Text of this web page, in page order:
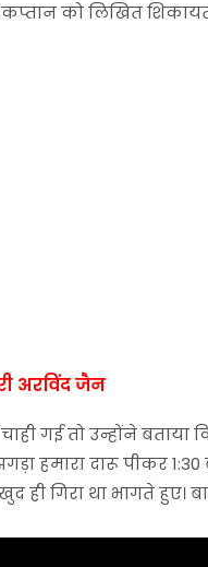
को लिखित
अरविंद जैन
गई तो उन्होंने
हमारा दारू पीकर
ही गिरा था भागते